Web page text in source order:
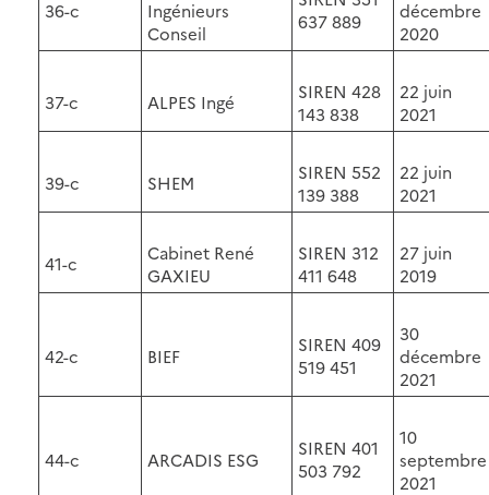
36-c
Ingénieurs
Conseil
637 889
décembre
2020
37-c ALPES Ingé
SIREN 428
143 838
22 juin
2021
39-c SHEM
SIREN 552
139 388
22 juin
2021
41-c
Cabinet René
GAXIEU
SIREN 312
411 648
27 juin
2019
42-c BIEF
SIREN 409
519 451
30
décembre
2021
44-c ARCADIS ESG
SIREN 401
503 792
10
septembre
2021